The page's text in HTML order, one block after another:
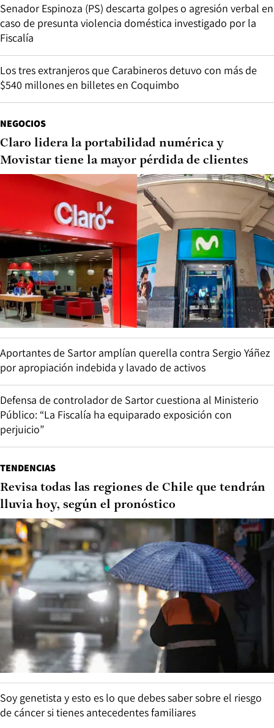
Senador Espinoza (PS) descarta golpes o agresión verbal en
caso de presunta violencia doméstica investigado por la
Fiscalía
Los tres extranjeros que Carabineros detuvo con más de
$540 millones en billetes en Coquimbo
NEGOCIOS
Claro lidera la portabilidad numérica y
Movistar tiene la mayor pérdida de clientes
Aportantes de Sartor amplían querella contra Sergio Yáñez
por apropiación indebida y lavado de activos
Defensa de controlador de Sartor cuestiona al Ministerio
Público: “La Fiscalía ha equiparado exposición con
perjuicio”
TENDENCIAS
Revisa todas las regiones de Chile que tendrán
lluvia hoy, según el pronóstico
Soy genetista y esto es lo que debes saber sobre el riesgo
de cáncer si tienes antecedentes familiares